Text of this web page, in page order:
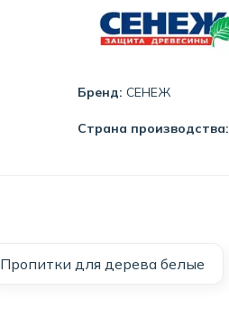
Бренд: СЕНЕЖ
Страна производства:
Пропитки для дерева белые